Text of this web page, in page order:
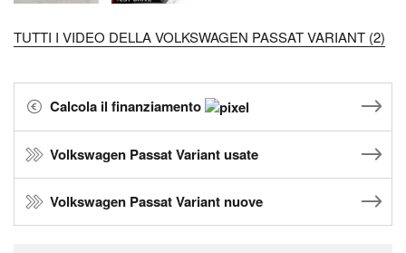
TUTTI I VIDEO DELLA VOLKSWAGEN PASSAT VARIANT (2)
Calcola il finanziamento
Volkswagen Passat Variant usate
Volkswagen Passat Variant nuove